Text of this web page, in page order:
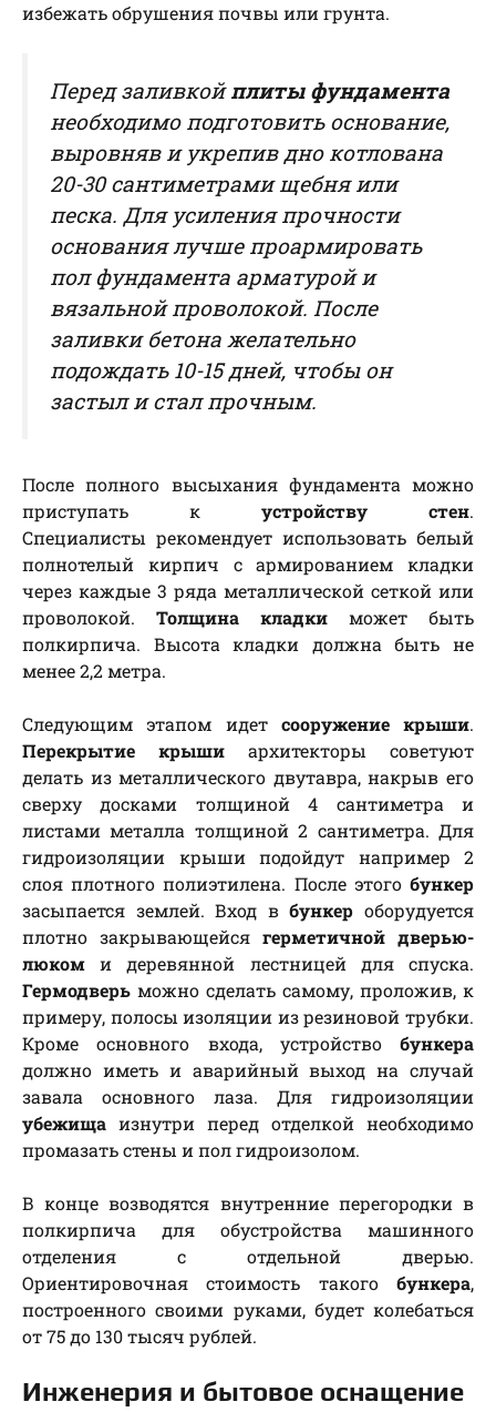
избежать обрушения почвы или грунта.
Перед заливкойплиты фундамента
необходимо подготовить основание,
выровняв и укрепив дно котлована
20-30 сантиметрами щебня или
песка. Для усиления прочности
основания лучше проармировать
пол фундамента арматурой и
вязальной проволокой. После
заливки бетона желательно
подождать 10-15 дней, чтобы он
застыл и стал прочным.
После полного высыхания фундамента можно
приступать к устройству стен.
Специалисты рекомендует использовать белый
полнотелый кирпич с армированием кладки
через каждые 3 ряда металлической сеткой или
проволокой. Толщина кладки может быть
полкирпича. Высота кладки должна быть не
менее 2,2 метра.
Следующим этапом идет сооружение крыши.
Перекрытие крыши архитекторы советуют
делать из металлического двутавра, накрыв его
сверху досками толщиной 4 сантиметра и
листами металла толщиной 2 сантиметра. Для
гидроизоляции крыши подойдут например 2
слоя плотного полиэтилена. После этого бункер
засыпается землей. Вход вбункер оборудуется
плотно закрывающейся герметичной дверью-
люком и деревянной лестницей для спуска.
Гермодверь можно сделать самому, проложив, к
примеру, полосы изоляции из резиновой трубки.
Кроме основного входа, устройство бункера
должно иметь и аварийный выход на случай
завала основного лаза. Для гидроизоляции
убежища изнутри перед отделкой необходимо
промазать стены и пол гидроизолом.
В конце возводятся внутренние перегородки в
полкирпича для обустройства машинного
отделения с отдельной дверью.
Ориентировочная стоимость такого бункера,
построенного своими руками, будет колебаться
от 75 до 130 тысяч рублей.
Инженерия и бытовое оснащение